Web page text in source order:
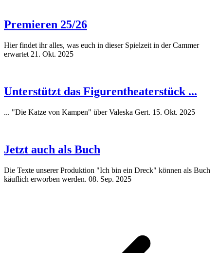
Premieren 25/26
Hier findet ihr alles, was euch in dieser Spielzeit in der Cammer
erwartet 21. Okt. 2025
Unterstützt das Figurentheaterstück ...
... "Die Katze von Kampen" über Valeska Gert. 15. Okt. 2025
Jetzt auch als Buch
Die Texte unserer Produktion "Ich bin ein Dreck" können als Buch
käuflich erworben werden. 08. Sep. 2025